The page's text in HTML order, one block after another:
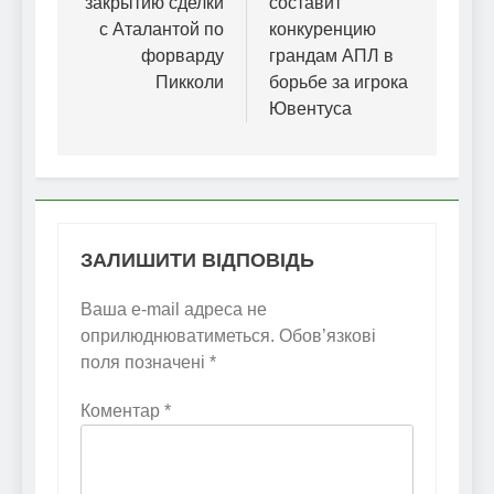
с Аталантой по
форварду
Пикколи
конкуренцию
грандам АПЛ в
борьбе за игрока
Ювентуса
ЗАЛИШИТИ ВІДПОВІДЬ
Ваша e-mail адреса не
оприлюднюватиметься. Обов’язкові
поля позначені *
Коментар *